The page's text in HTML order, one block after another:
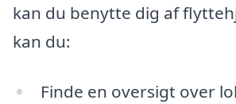
kan du benytte dig af
kan du:
Finde en oversigt over